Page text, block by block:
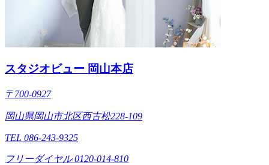
スタジオビュー 岡山本店
〒700-0927
岡山県岡山市北区西古松228-109
TEL 086-243-9325
フリーダイヤル 0120-014-810